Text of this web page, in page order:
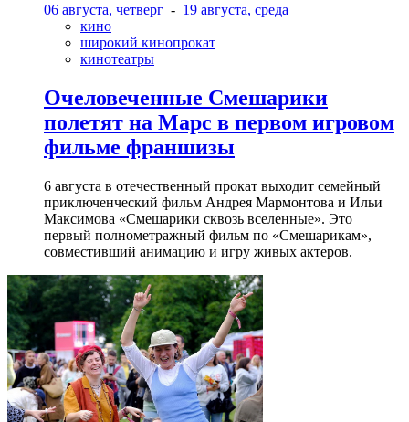
06 августа, четверг - 19 августа, среда
кино
широкий кинопрокат
кинотеатры
Очеловеченные Смешарики
полетят на Марс в первом игровом
фильме франшизы
6 августа в отечественный прокат выходит семейный
приключенческий фильм Андрея Мармонтова и Ильи
Максимова «Смешарики сквозь вселенные». Это
первый полнометражный фильм по «Смешарикам»,
совместивший анимацию и игру живых актеров.